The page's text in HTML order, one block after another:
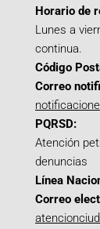
Horario de
Lunes a
continua.
Código
Correo
PQRSD:
Atención
denuncias
Línea
Correo